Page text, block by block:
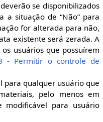
se disponibilizados
a situação de “Não” para
for alterada para não,
existente será zerada. A
usuários que possuírem
- Permitir o controle de
para qualquer usuário que
pelo menos em
modificável para usuário